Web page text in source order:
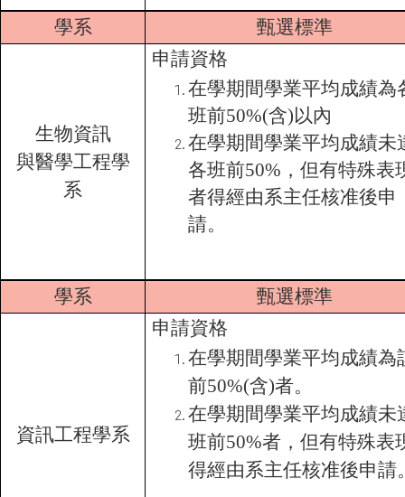
學系 甄選標準
生物資訊
與醫學工程學
系
申請資格
在學期間學業平均成績為
班前50%(含)以內
在學期間學業平均成績未
各班前50%，但有特殊表
者得經由系主任核准後申
請。
學系 甄選標準
資訊工程學系
申請資格
在學期間學業平均成績為
前50%(含)者。
在學期間學業平均成績未
班前50%者，但有特殊表
得經由系主任核准後申請